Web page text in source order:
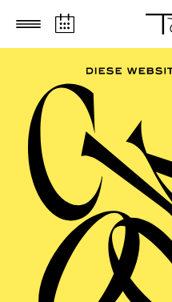
Zum Hauptinhalt springen